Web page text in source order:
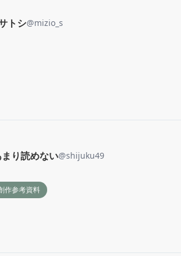
トシ@mizio_s
り読めない@shijuku49
作参考資料